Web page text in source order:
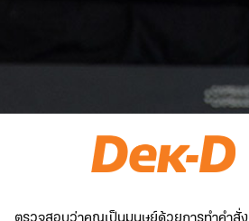
ตรวจสอบว่าคุณเป็นมนุษย์ด้วยการทำคำสั่ง